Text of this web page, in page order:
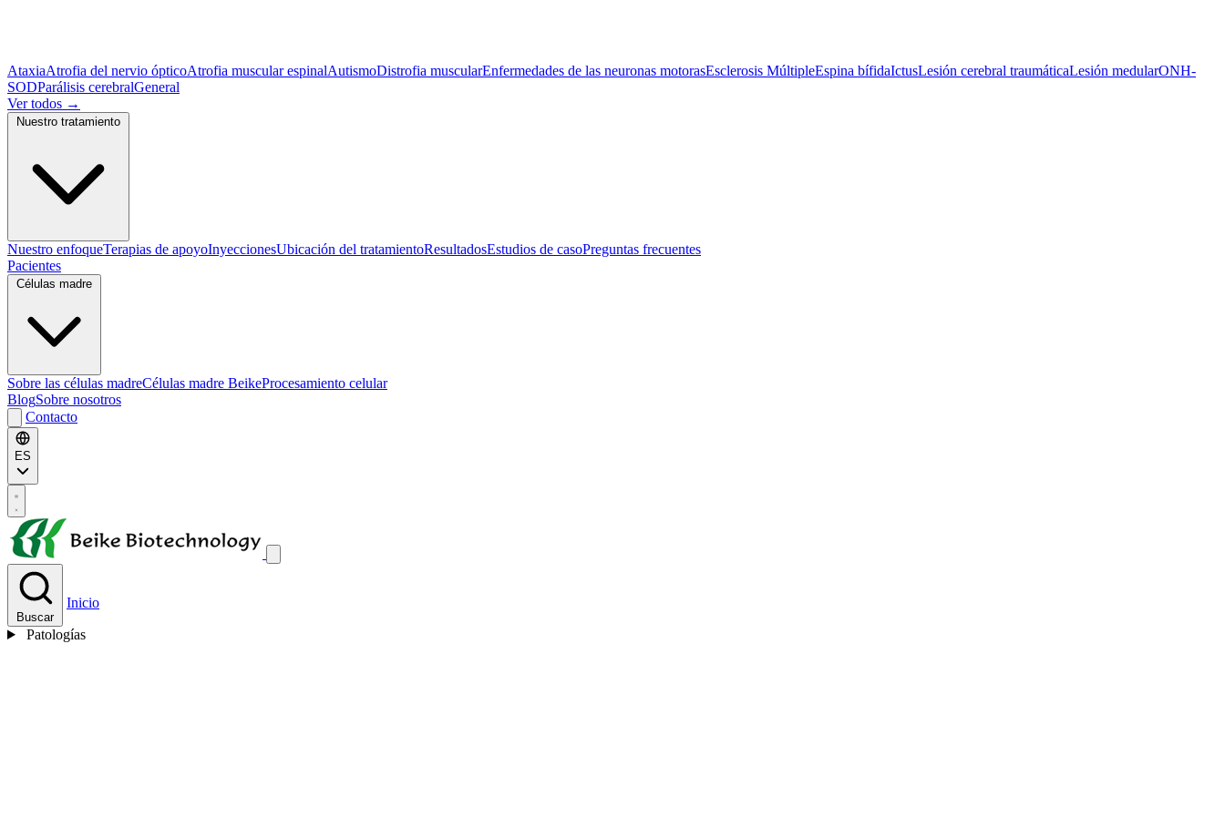
AtaxiaAtrofia del nervio ópticoAtrofia muscular espinalAutismoDistrofia muscularEnfermedades de las neuronas motorasEsclerosis MúltipleEspina bífidaIctusLesión cerebral traumáticaLesión medularONH-
SODParálisis cerebralGeneral
Ver todos →
Nuestro enfoqueTerapias de apoyoInyeccionesUbicación del tratamientoResultadosEstudios de casoPreguntas frecuentes
Pacientes
Sobre las células madreCélulas madre BeikeProcesamiento celular
BlogSobre nosotros
Contacto
ES
Buscar
Inicio
Patologías